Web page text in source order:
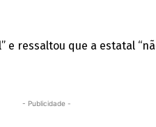
e ressaltou que a estatal
- Publicidade -